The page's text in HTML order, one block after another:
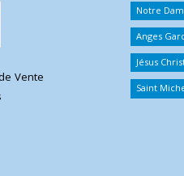
Vente
Notre
Anges
Jésus
Saint